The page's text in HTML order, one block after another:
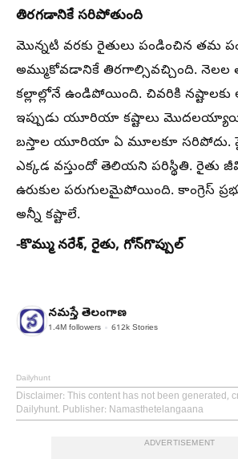
తిరగడానికే సరిపోతుంది
మొన్నటి వరకు రైతులు పండించిన తమ
అమ్ముకోవడానికే తిరగాల్సివచ్చింది. నెలల
కల్లాల్లోనే ఉండిపోయింది. చివరికి నష్టాలకు
ఇప్పుడు యూరియా కష్టాలు
బస్తాల యూరియా ఏ మూలకూ సరిపోదు.
ఎక్కడ వస్తుందో తెలియని పరిస్థితి. రైతు
ఉరుకుల పరుగులమైపోయింది. కాంగ్రెస్‌
అన్నీ కష్టాలే.
-కొమ్ము నరేశ్‌, రైతు, గోన్‌గొప్పుల్‌
నమస్తే తెలంగాణ
1.4M followers 612k Stories
Dailyhunt
Disclaimer: This content has not been generated,
Dailyhunt. Publisher: Namasthetelangaana
ADVERTISEMENT